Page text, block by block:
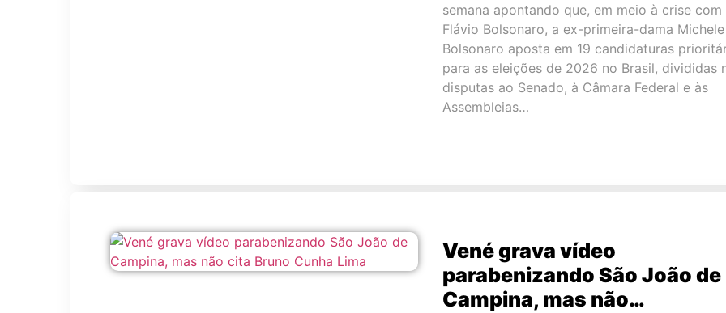
semana apontando que, em meio à crise com
Flávio Bolsonaro, a ex-primeira-dama Michele
Bolsonaro aposta em 19 candidaturas
para as eleições de 2026 no Brasil, divididas
disputas ao Senado, à Câmara Federal e às
Assembleias…
Vené grava vídeo
parabenizando São João de
Campina, mas não…